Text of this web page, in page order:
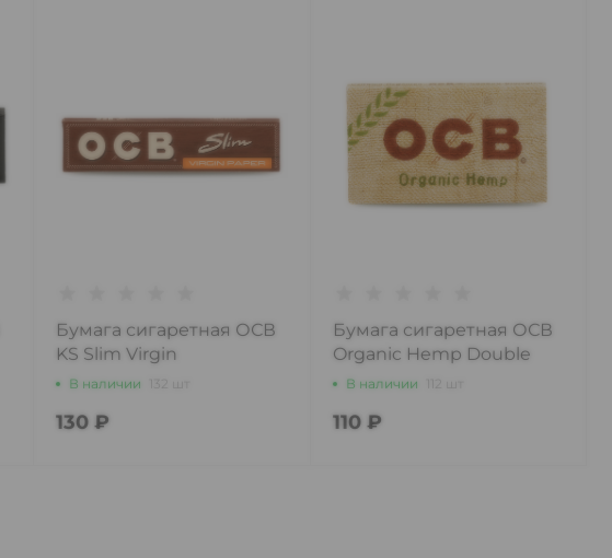
Бумага сигаретная ОСВ
KS Slim Virgin
Unbleached*32
В наличии
130 ₽
Бумага сигаретная ОСВ
Organic Hemp Double
*100
В наличии
110 ₽